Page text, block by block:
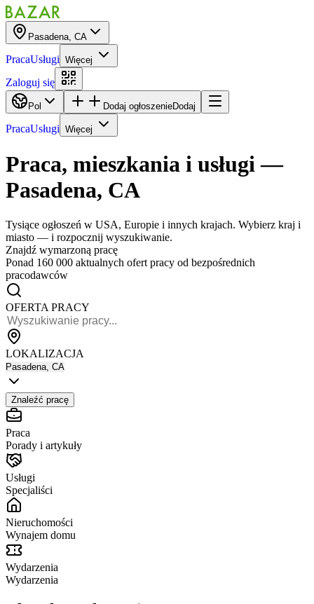
Pasadena, CA
PracaUsługi Więcej
Zaloguj się
Pol Dodaj ogłoszenieDodaj
PracaUsługi Więcej
Praca, mieszkania i usługi—
Pasadena, CA
Tysiące ogłoszeń w USA, Europie i innych krajach. Wybierz kraj i
miasto — i rozpocznij wyszukiwanie.
Znajdź wymarzoną pracę
Ponad 160 000 aktualnych ofert pracy od bezpośrednich
pracodawców
OFERTA PRACY
LOKALIZACJA
Pasadena, CA
Znaleźć pracę
Praca
Porady i artykuły
Usługi
Specjaliści
Nieruchomości
Wynajem domu
Wydarzenia
Wydarzenia